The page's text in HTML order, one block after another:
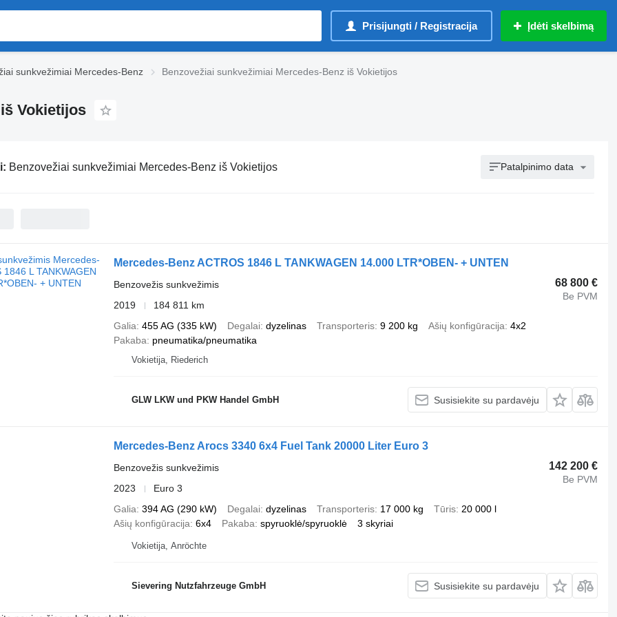
Prisijungti / Registracija Įdėti skelbimą
sunkvežimiai Mercedes-Benz Benzovežiai sunkvežimiai Mercedes-Benz iš Vokietijos
Vokietijos
Benzovežiai sunkvežimiai Mercedes-Benz iš Vokietijos Patalpinimo data
Mercedes-Benz ACTROS 1846 L TANKWAGEN 14.000 LTR*OBEN- + UNTEN
68 800 €
Be PVM
Benzovežis sunkvežimis
2019
184 811 km
Galia 455 AG (335 kW) Degalai dyzelinas Transporteris 9 200 kg Ašių konfigūracija 4x2
Pakaba
pneumatika/pneumatika
Vokietija, Riederich
GLW LKW und PKW Handel GmbH Susisiekite su pardavėju
Mercedes-Benz Arocs 3340 6x4 Fuel Tank 20000 Liter Euro 3
142 200 €
Be PVM
Benzovežis sunkvežimis
2023
Euro 3
Galia 394 AG (290 kW) Degalai dyzelinas Transporteris 17 000 kg Tūris 20 000 l
Ašių konfigūracija 6x4 Pakaba spyruoklė/spyruoklė 3 skyriai
Vokietija, Anröchte
Sievering Nutzfahrzeuge GmbH Susisiekite su pardavėju